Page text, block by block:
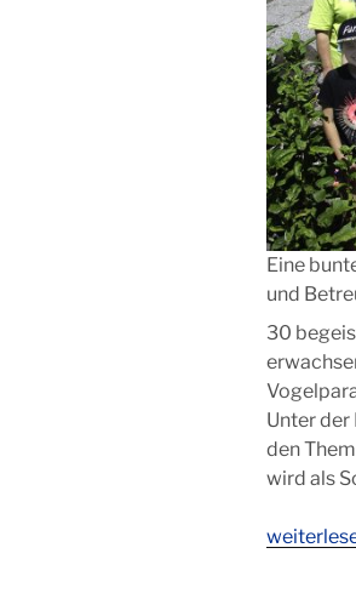
Eine
und
30
Unter der
den
wird als
„9.